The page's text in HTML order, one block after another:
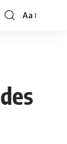
Font
Aa